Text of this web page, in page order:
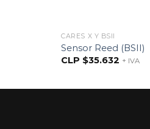
CARES X Y BSII
Sensor Reed (BSII)
CLP $35.632 + IVA